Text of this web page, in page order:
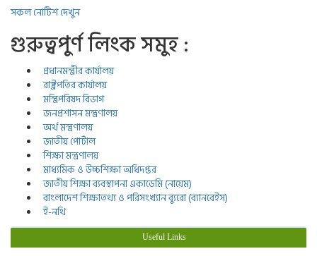
সকল নোটিশ দেখুন
গুরুত্বপুর্ণ লিংক সমুহ :
প্রধানমন্ত্রীর কার্যালয়
রাষ্ট্রপতির কার্যালয়
মন্ত্রিপরিষদ বিভাগ
জনপ্রশাসন মন্ত্রণালয়
অর্থ মন্ত্রণালয়
জাতীয় পোর্টাল
শিক্ষা মন্ত্রণালয়
মাধ্যমিক ও উচ্চশিক্ষা অধিদপ্তর
জাতীয় শিক্ষা ব্যবস্থাপনা একাডেমি (নায়েম)
বাংলাদেশ শিক্ষাতথ্য ও পরিসংখ্যান ব্যুরো (ব্যানবেইস)
ই-নথি
Useful Links